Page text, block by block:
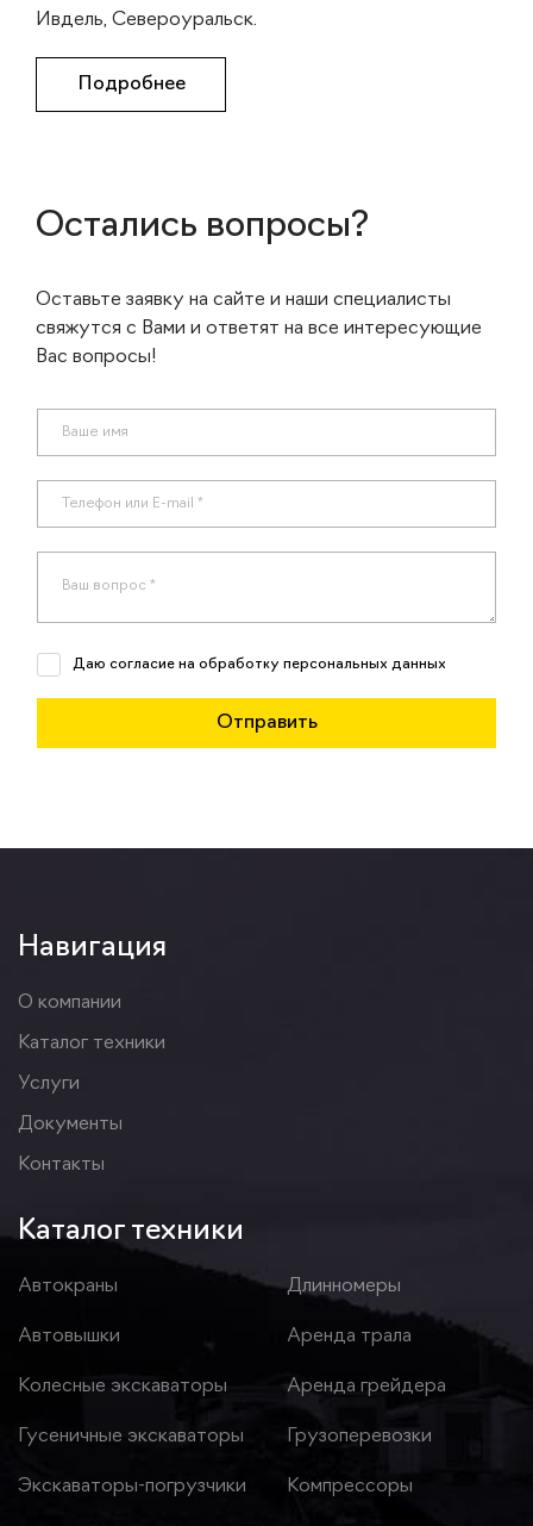
Ивдель, Североуральск.
Подробнее
Остались вопросы?
Оставьте заявку на сайте и наши специалисты
свяжутся с Вами и ответят на все интересующие
Вас вопросы!
Даю согласие на обработку персональных данных
Навигация
О компании
Каталог техники
Услуги
Документы
Контакты
Каталог техники
Автокраны
Автовышки
Колесные экскаваторы
Гусеничные экскаваторы
Экскаваторы-погрузчики
Длинномеры
Аренда трала
Аренда грейдера
Грузоперевозки
Компрессоры